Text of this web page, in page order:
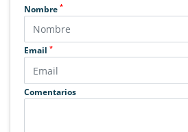
Nombre*
Email*
Comentarios